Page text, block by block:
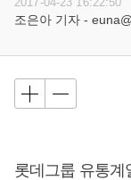
조은아 기자 -
롯데그룹 유통계